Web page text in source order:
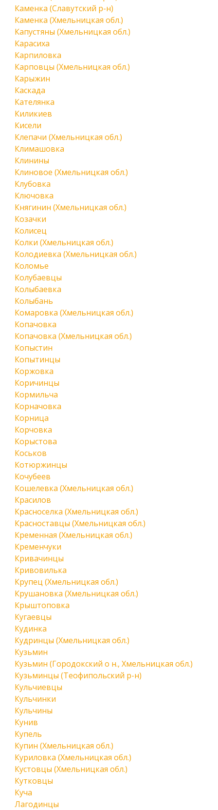
Каменка (Славутский р-н)
Каменка (Хмельницкая обл.)
Капустяны (Хмельницкая обл.)
Карасиха
Карпиловка
Карповцы (Хмельницкая обл.)
Карыжин
Каскада
Кателянка
Киликиев
Кисели
Клепачи (Хмельницкая обл.)
Климашовка
Клинины
Клиновое (Хмельницкая обл.)
Клубовка
Ключовка
Княгинин (Хмельницкая обл.)
Козачки
Колисец
Колки (Хмельницкая обл.)
Колодиевка (Хмельницкая обл.)
Коломье
Колубаевцы
Колыбаевка
Колыбань
Комаровка (Хмельницкая обл.)
Копачовка
Копачовка (Хмельницкая обл.)
Копыстин
Копытинцы
Коржовка
Коричинцы
Кормильча
Корначовка
Корница
Корчовка
Корыстова
Коськов
Котюржинцы
Кочубеев
Кошелевка (Хмельницкая обл.)
Красилов
Красноселка (Хмельницкая обл.)
Красноставцы (Хмельницкая обл.)
Кременная (Хмельницкая обл.)
Кременчуки
Кривачинцы
Кривовилька
Крупец (Хмельницкая обл.)
Крушановка (Хмельницкая обл.)
Крыштоповка
Кугаевцы
Кудинка
Кудринцы (Хмельницкая обл.)
Кузьмин
Кузьмин (Городокский о н., Хмельницкая обл.)
Кузьминцы (Теофипольский р-н)
Кульчиевцы
Кульчинки
Кульчины
Кунив
Купель
Купин (Хмельницкая обл.)
Куриловка (Хмельницкая обл.)
Кустовцы (Хмельницкая обл.)
Кутковцы
Куча
Лагодинцы